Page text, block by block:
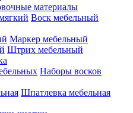
материалы
Воск мебельный
Маркер мебельный
Штрих мебельный
Наборы восков
Шпатлевка мебельная